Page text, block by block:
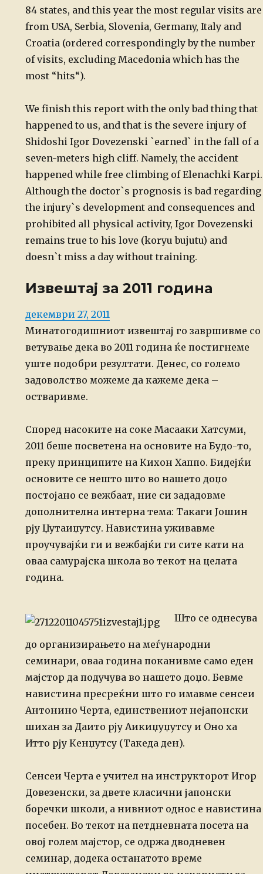
84 states, and this year the most regular visits are
from USA, Serbia, Slovenia, Germany, Italy and
Croatia (ordered correspondingly by the number
of visits, excluding Macedonia which has the
most “hits“).
We finish this report with the only bad thing that
happened to us, and that is the severe injury of
Shidoshi Igor Dovezenski `earned` in the fall of a
seven-meters high cliff. Namely, the accident
happened while free climbing of Elenachki Karpi.
Although the doctor`s prognosis is bad regarding
the injury`s development and consequences and
prohibited all physical activity, Igor Dovezenski
remains true to his love (koryu bujutu) and
doesn`t miss a day without training.
Извештај за 2011 година
Posted
on
декември 27, 2011
Минатогодишниот извештај го завршивме со
ветување дека во 2011 година ќе постигнеме
уште подобри резултати. Денес, со големо
задоволство можеме да кажеме дека –
остваривме.
Според насоките на соке Масааки Хатсуми,
2011 беше посветена на основите на Будо-то,
преку принципите на Кихон Хаппо. Бидејќи
основите се нешто што во нашето доџо
постојано се вежбаат, ние си зададовме
дополнителна интерна тема: Такаги Јошин
рју Џутаиџутсу. Навистина уживавме
проучувајќи ги и вежбајќи ги сите кати на
оваа самурајска школа во текот на целата
година.
Што се однесува
до организирањето на меѓународни
семинари, оваа година поканивме само еден
мајстор да подучува во нашето доџо. Бевме
навистина пресреќни што го имавме сенсеи
Антонино Черта, единствениот нејапонски
шихан за Даито рју Аикиџуџутсу и Оно ха
Итто рју Кенџутсу (Такеда ден).
Сенсеи Черта е учител на инструкторот Игор
Довезенски, за двете класични јапонски
боречки школи, а нивниот однос е навистина
посебен. Во текот на петдневната посета на
овој голем мајстор, се одржа дводневен
семинар, додека останатото време